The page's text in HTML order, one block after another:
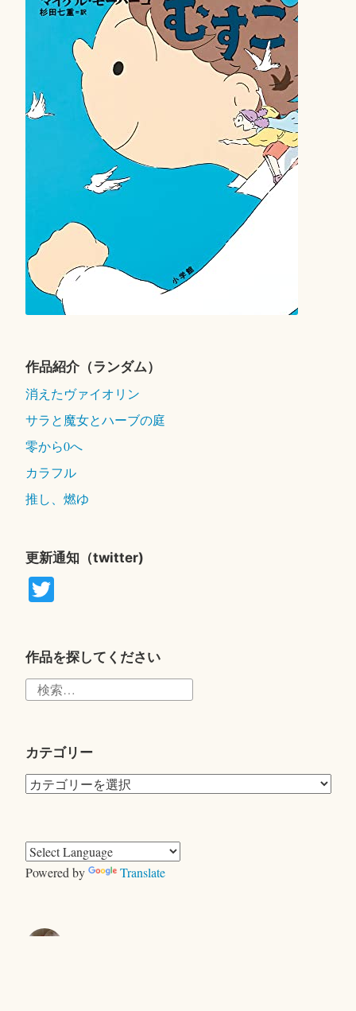
作品紹介（ランダム）
消えたヴァイオリン
サラと魔女とハーブの庭
零から0へ
カラフル
推し、燃ゆ
更新通知（twitter)
T
r
作品を探してください
カテゴリー
カ
リ
ー
Powered by Translate